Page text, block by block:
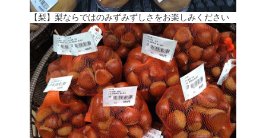
【梨】梨ならではのみずみずしさをお楽しみください